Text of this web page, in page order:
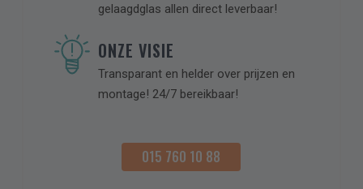
gelaagdglas allen direct leverbaar!
ONZE VISIE
Transparant en helder over prijzen en
montage! 24/7 bereikbaar!
015 760 10 88